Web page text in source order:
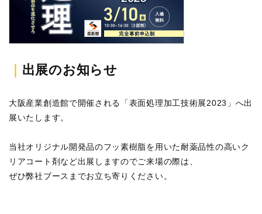
出展のお知らせ
大阪産業創造館で開催される「表面処理加工技術展2023」へ出
展いたします。
当社オリジナル開発品のフッ素樹脂を用いた耐薬品性の高いク
リアコート剤など出展しますのでご来場の際は、
ぜひ弊社ブースまでお立ち寄りください。